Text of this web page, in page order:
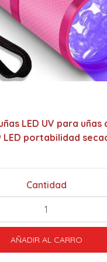
LED UV para uñas
LED portabilidad
Cantidad